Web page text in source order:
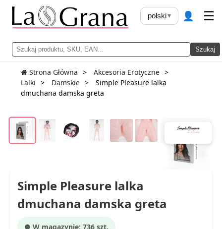
Szukaj
polski▾ 👤 ☰
Strona Główna
Akcesoria Erotyczne
Lalki
Damskie
Simple Pleasure lalka
dmuchana damska greta
Simple Pleasure lalka
dmuchana damska greta
● W magazynie: 736 szt.